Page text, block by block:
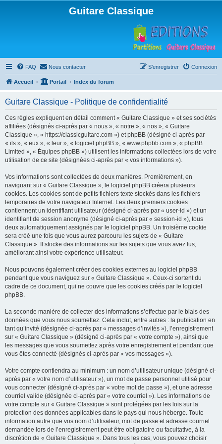
Guitare Classique
FAQ Nous contacter Connexion
S’enregistrer
Accueil Portail Index du forum
Guitare Classique - Politique de confidentialité
Ces règles expliquent en détail comment « Guitare Classique » et ses sociétés
affiliées (désignés ci-après par « nous », « notre », « nos », « Guitare
Classique », « https://classicguitare.com ») et phpBB (désigné ci-après par
« ils », « eux », « leur », « logiciel phpBB », « www.phpbb.com », « phpBB
Limited », « Équipes phpBB ») utilisent les informations collectées lors de votre
utilisation de ce site (désignées ci-après par « vos informations »).
Vos informations sont collectées de deux manières. Premièrement, en
naviguant sur « Guitare Classique », le logiciel phpBB créera plusieurs
cookies. Les cookies sont de petits fichiers texte stockés dans les fichiers
temporaires de votre navigateur Internet. Les deux premiers cookies
contiennent un identifiant utilisateur (désigné ci-après par « user-id ») et un
identifiant de session anonyme (désigné ci-après par « session-id »), tous
deux automatiquement assignés par le logiciel phpBB. Un troisième cookie
sera créé une fois que vous aurez parcouru les sujets de « Guitare
Classique ». Il stocke des informations sur les sujets que vous avez lus,
améliorant ainsi votre expérience utilisateur.
Nous pouvons également créer des cookies externes au logiciel phpBB
pendant que vous naviguez sur « Guitare Classique ». Ceux-ci sortent du
cadre de ce document, qui ne couvre que les cookies créés par le logiciel
phpBB.
La seconde manière de collecter des informations s’effectue par le biais des
données que vous nous soumettez. Cela inclut, entre autres : la publication en
tant qu’invité (désignée ci-après par « messages d’invités »), l’enregistrement
sur « Guitare Classique » (désigné ci-après par « votre compte »), ainsi que
les messages que vous soumettez après votre enregistrement et pendant que
vous êtes connecté (désignés ci-après par « vos messages »).
Votre compte contiendra au minimum : un nom d’utilisateur unique (désigné ci-
après par « votre nom d’utilisateur »), un mot de passe personnel utilisé pour
vous connecter (désigné ci-après par « votre mot de passe »), et une adresse
courriel valide (désignée ci-après par « votre courriel »). Les informations de
votre compte sur « Guitare Classique » sont protégées par les lois sur la
protection des données applicables dans le pays qui nous héberge. Toute
information autre que vos nom d’utilisateur, mot de passe et adresse courriel
demandée lors de l’enregistrement peut être obligatoire ou facultative, à la
discrétion de « Guitare Classique ». Dans tous les cas, vous pouvez choisir